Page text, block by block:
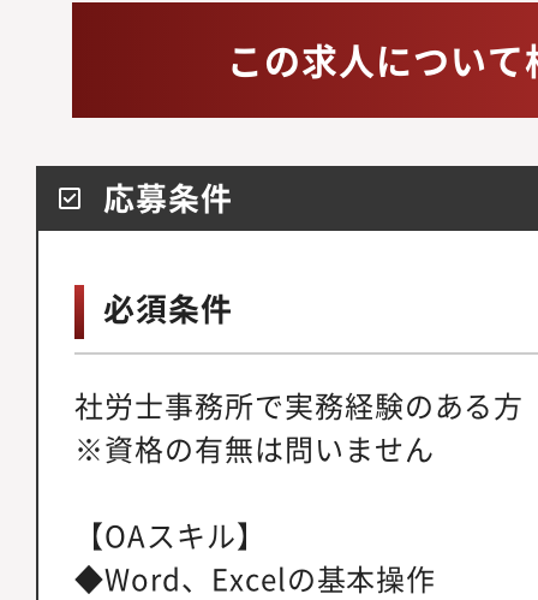
この求人につい
応募条件
必須条件
社労士事務所で実務経験のある方
※資格の有無は問いません
【OAスキル】
◆Word、Excelの基本操作